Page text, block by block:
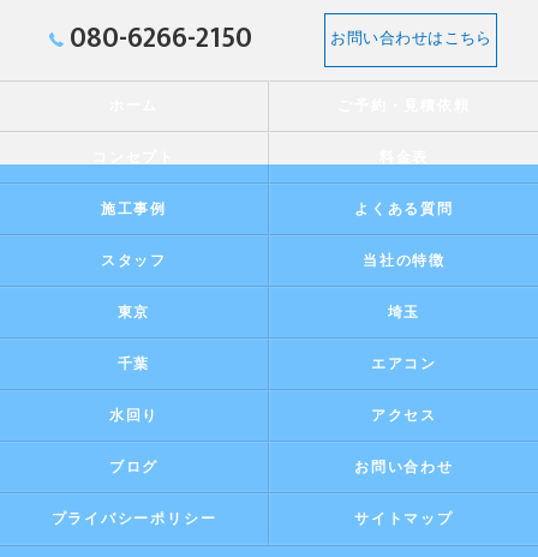
080-6266-2150 お問い合わせはこちら
施工事例 よくある質問
スタッフ 当社の特徴
東京 埼玉
千葉 エアコン
水回り アクセス
ブログ お問い合わせ
プライバシーポリシー サイトマップ